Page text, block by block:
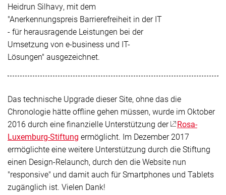
Heidrun Silhavy, mit dem
"Anerkennungspreis Barrierefreiheit in der IT
- für herausragende Leistungen bei der
Umsetzung von e-business und IT-
Lösungen" ausgezeichnet.
Das technische Upgrade dieser Site, ohne das die
Chronologie hätte offline gehen müssen, wurde im Oktober
2016 durch eine finanzielle Unterstützung der
Rosa-
Luxemburg-Stiftung ermöglicht. Im Dezember 2017
ermöglichte eine weitere Unterstützung durch die Stiftung
einen Design-Relaunch, durch den die Website nun
"responsive" und damit auch für Smartphones und Tablets
zugänglich ist. Vielen Dank!